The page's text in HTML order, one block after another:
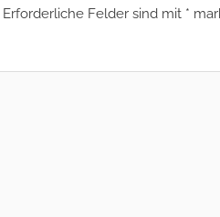
Erforderliche Felder sind mit *